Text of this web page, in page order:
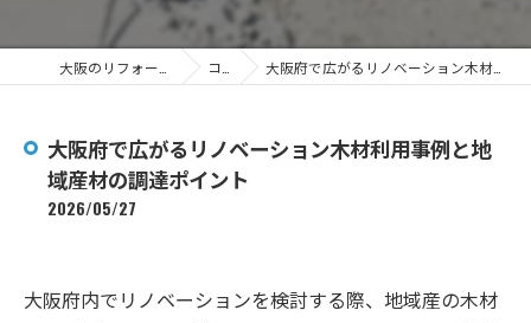
コラム 大阪府で広がるリノベーション木材利用事例と地域産材の調達ポイント
大阪府で広がるリノベーション木材利用事例と地
域産材の調達ポイント
2026/05/27
大阪府内でリノベーションを検討する際、地域産の木材